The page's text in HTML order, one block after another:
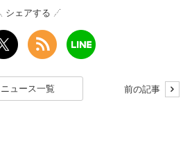
シェアする
ニュース一覧 前の記事